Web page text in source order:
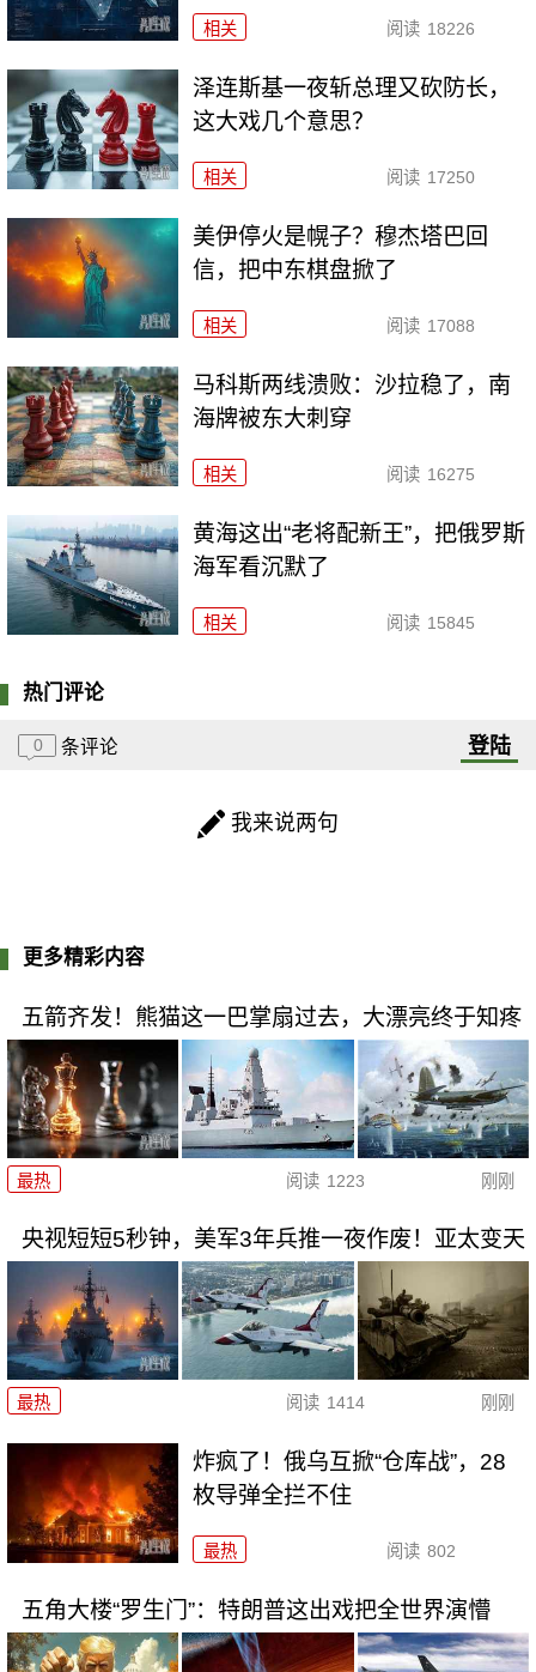
相关 阅读 18226
泽连斯基一夜斩总理又砍防长，
这大戏几个意思？
相关 阅读 17250
美伊停火是幌子？穆杰塔巴回
信，把中东棋盘掀了
相关 阅读 17088
马科斯两线溃败：沙拉稳了，南
海牌被东大刺穿
相关 阅读 16275
黄海这出“老将配新王”，把俄罗斯
海军看沉默了
相关 阅读 15845
热门评论
0 条评论 登陆
我来说两句
更多精彩内容
五箭齐发！熊猫这一巴掌扇过去，大漂亮终于知疼
最热 阅读 1223 刚刚
央视短短5秒钟，美军3年兵推一夜作废！亚太变天
最热 阅读 1414 刚刚
炸疯了！俄乌互掀“仓库战”，28
枚导弹全拦不住
最热 阅读 802
五角大楼“罗生门”：特朗普这出戏把全世界演懵